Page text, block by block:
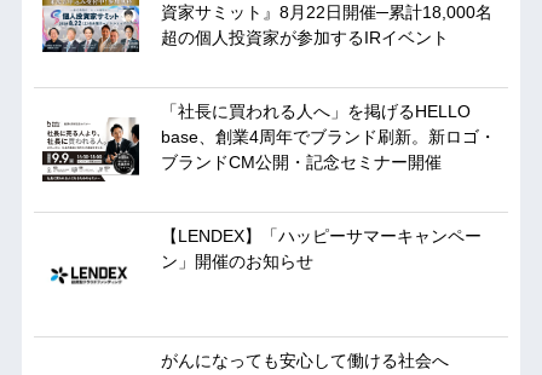
資家サミット』8月22日開催─累計18,000名
超の個人投資家が参加するIRイベント
「社長に買われる人へ」を掲げるHELLO
base、創業4周年でブランド刷新。新ロゴ・
ブランドCM公開・記念セミナー開催
【LENDEX】「ハッピーサマーキャンペー
ン」開催のお知らせ
がんになっても安心して働ける社会へ